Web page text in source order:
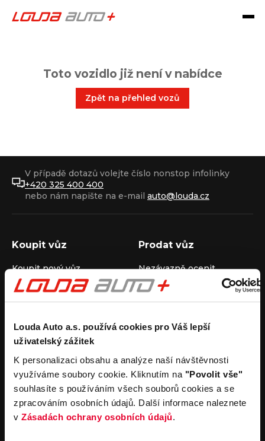
Louda Auto a.s. používá cookies pro Váš lepší
uživatelský zážitek
K personalizaci obsahu a analýze naší návštěvnosti
využíváme soubory cookie. Kliknutím na "Povolit vše"
souhlasíte s používáním všech souborů cookies a se
zpracováním osobních údajů. Další informace naleznete
v Zásadách ochrany osobních údajů.
Toto vozidlo již není v nabídce
Zpět na přehled vozů
V případě dotazů volejte číslo nonstop infolinky
+420 325 400 400
nebo nám napište na e-mail auto@louda.cz
Koupit vůz
Koupit nový vůz
Koupit ojetý vůz
Koupit užitkový vůz
Prodat vůz
Nezávazně ocenit
Průběh výkupu vozu
Pronájem
Carsharing
Autopůjčovna
Operativní leasing
Společnost
Louda Auto+ Poděbrady
Obytné vozy
Novinky
Kariéra
Servisní služby Důležité odkazy